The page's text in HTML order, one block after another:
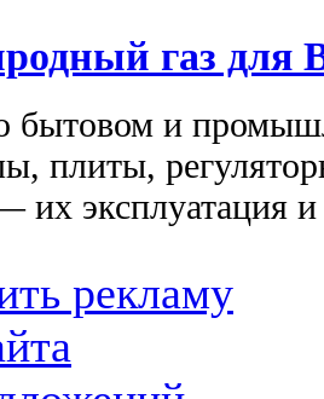
газ для
бытовом и
плиты,
их эксплуатация
рекламу